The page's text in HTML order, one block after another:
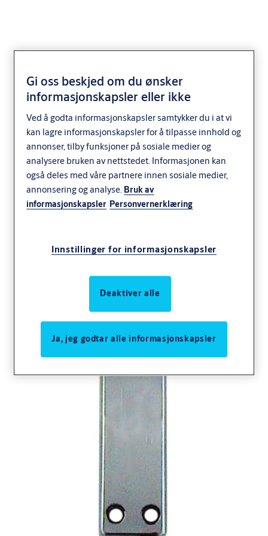
SK351650
Gi oss beskjed om du ønsker
informasjonskapsler eller ikke
Ved å godta informasjonskapsler samtykker du i at vi
kan lagre informasjonskapsler for å tilpasse innhold og
annonser, tilby funksjoner på sosiale medier og
analysere bruken av nettstedet. Informasjonen kan
også deles med våre partnere innen sosiale medier,
annonsering og analyse. Bruk av
informasjonskapsler Personvernerklæring
Innstillinger for informasjonskapsler
Deaktiver alle
Ja, jeg godtar alle informasjonskapsler